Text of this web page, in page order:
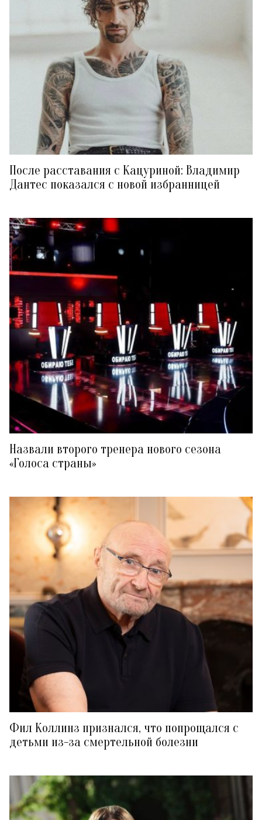
После расставания с Кацуриной: Владимир
Дантес показался с новой избранницей
Назвали второго тренера нового сезона
«Голоса страны»
Фил Коллинз признался, что попрощался с
детьми из-за смертельной болезни